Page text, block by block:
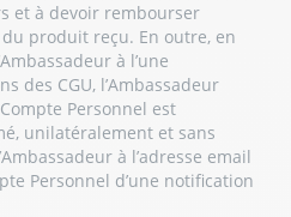
et à devoir rembourser
produit reçu. En outre, en
à l’une
des CGU, l’Ambassadeur
Personnel est
unilatéralement et sans
à l’adresse email
Personnel d’une notification